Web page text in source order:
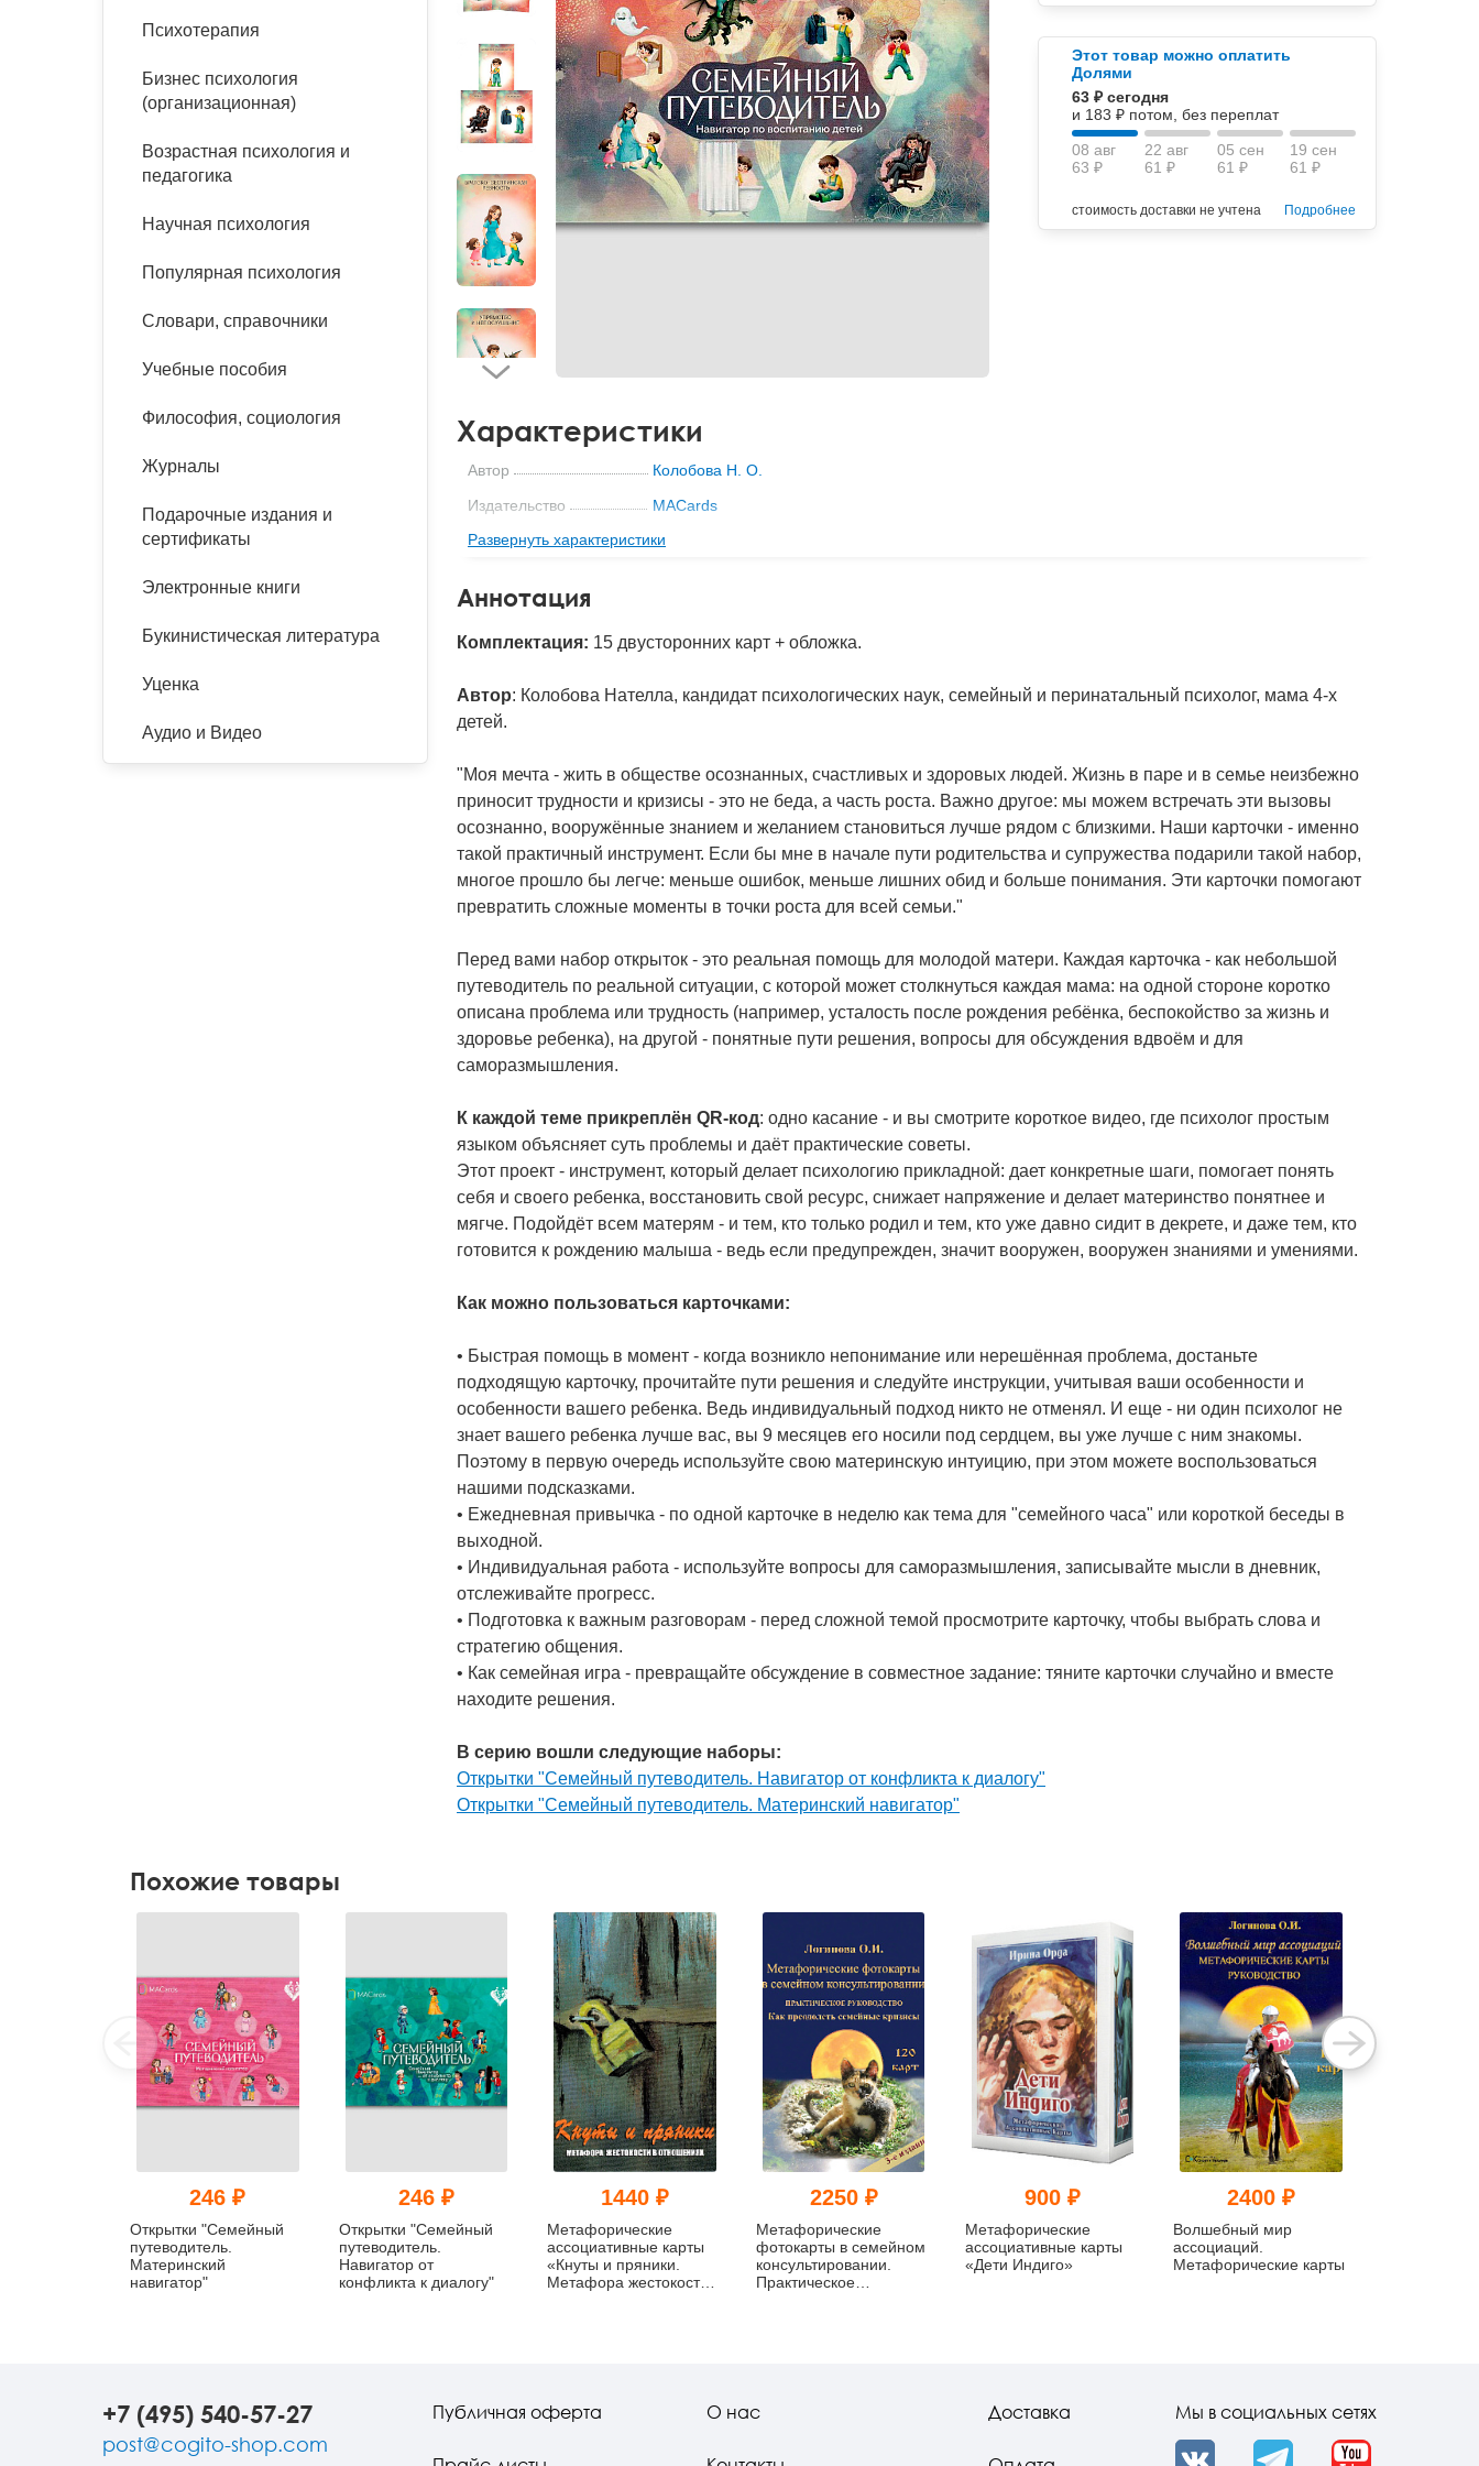
Расстройства пищевого
Тревожные расстройства,
Песочная терапия
Психодрама
Сказкотерапия
Другие направления
психотерапии
Классический, эриксоновский
Психология труда и
Психофизиология
Социальная психология
Социальная и
Учебная литература
Классический и юнгианский
Этот товар можно оплатить
Долями
63 ₽ сегодня
и 183 ₽ потом, без переплат
08 авг
63 ₽
22 авг
61 ₽
05 сен
61 ₽
19 сен
61 ₽
стоимость доставки не учтена Подробнее
Характеристики
Автор
Колобова Н. О.
Издательство
MACards
Формат книги
130x94x7 мм
Тип обложки
Кол-во стр
15
Развернуть характеристики
Аннотация
Комплектация: 15 двусторонних карт + обложка.
Автор: Колобова Нателла, кандидат психологических наук, семейный и перинатальный психолог, мама 4-х
детей.
"Моя мечта - жить в обществе осознанных, счастливых и здоровых людей. Жизнь в паре и в семье неизбежно
приносит трудности и кризисы - это не беда, а часть роста. Важно другое: мы можем встречать эти вызовы
осознанно, вооружённые знанием и желанием становиться лучше рядом с близкими. Наши карточки - именно
такой практичный инструмент. Если бы мне в начале пути родительства и супружества подарили такой набор,
многое прошло бы легче: меньше ошибок, меньше лишних обид и больше понимания. Эти карточки помогают
превратить сложные моменты в точки роста для всей семьи."
Перед вами набор открыток - это реальная помощь для молодой матери. Каждая карточка - как небольшой
путеводитель по реальной ситуации, с которой может столкнуться каждая мама: на одной стороне коротко
описана проблема или трудность (например, усталость после рождения ребёнка, беспокойство за жизнь и
здоровье ребенка), на другой - понятные пути решения, вопросы для обсуждения вдвоём и для
саморазмышления.
К каждой теме прикреплён QR-код: одно касание - и вы смотрите короткое видео, где психолог простым
языком объясняет суть проблемы и даёт практические советы.
Этот проект - инструмент, который делает психологию прикладной: дает конкретные шаги, помогает понять
себя и своего ребенка, восстановить свой ресурс, снижает напряжение и делает материнство понятнее и
мягче. Подойдёт всем матерям - и тем, кто только родил и тем, кто уже давно сидит в декрете, и даже тем, кто
готовится к рождению малыша - ведь если предупрежден, значит вооружен, вооружен знаниями и умениями.
Как можно пользоваться карточками:
• Быстрая помощь в момент - когда возникло непонимание или нерешённая проблема, достаньте
подходящую карточку, прочитайте пути решения и следуйте инструкции, учитывая ваши особенности и
особенности вашего ребенка. Ведь индивидуальный подход никто не отменял. И еще - ни один психолог не
знает вашего ребенка лучше вас, вы 9 месяцев его носили под сердцем, вы уже лучше с ним знакомы.
Поэтому в первую очередь используйте свою материнскую интуицию, при этом можете воспользоваться
нашими подсказками.
• Ежедневная привычка - по одной карточке в неделю как тема для "семейного часа" или короткой беседы в
выходной.
• Индивидуальная работа - используйте вопросы для саморазмышления, записывайте мысли в дневник,
отслеживайте прогресс.
• Подготовка к важным разговорам - перед сложной темой просмотрите карточку, чтобы выбрать слова и
стратегию общения.
• Как семейная игра - превращайте обсуждение в совместное задание: тяните карточки случайно и вместе
находите решения.
В серию вошли следующие наборы:
Открытки "Семейный путеводитель. Навигатор от конфликта к диалогу"
Открытки "Семейный путеводитель. Материнский навигатор"
Психотерапия
Бизнес психология
(организационная)
Возрастная психология и
педагогика
Научная психология
Популярная психология
Словари, справочники
Учебные пособия
Философия, социология
Журналы
Подарочные издания и
сертификаты
Электронные книги
Букинистическая литература
Уценка
Аудио и Видео
Похожие товары
246 ₽
Открытки "Семейный
путеводитель.
Материнский
навигатор"
246 ₽
Открытки "Семейный
путеводитель.
Навигатор от
конфликта к диалогу"
1440 ₽
Метафорические
ассоциативные карты
«Кнуты и пряники.
Метафора жестокости в
2250 ₽
Метафорические
фотокарты в семейном
консультировании.
Практическое
900 ₽
Метафорические
ассоциативные карты
«Дети Индиго»
2400 ₽
Волшебный мир
ассоциаций.
Метафорические карты
+7 (495) 540-57-27
post@cogito-shop.com
Публичная оферта О нас Доставка Мы в социальных сетях